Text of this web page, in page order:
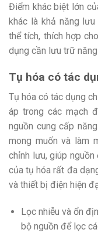
Điểm khác biệt lớn
khác là khả năng
thể tích, thích hợp
dụng cần lưu trữ
Tụ hóa có tác
Tụ hóa có tác dụng
áp trong các mạch
nguồn cung cấp
mong muốn và làm
chỉnh lưu, giúp
của tụ hóa rất đa
và thiết bị điện hiện
Lọc nhiễu và ổn
bộ nguồn để lọc